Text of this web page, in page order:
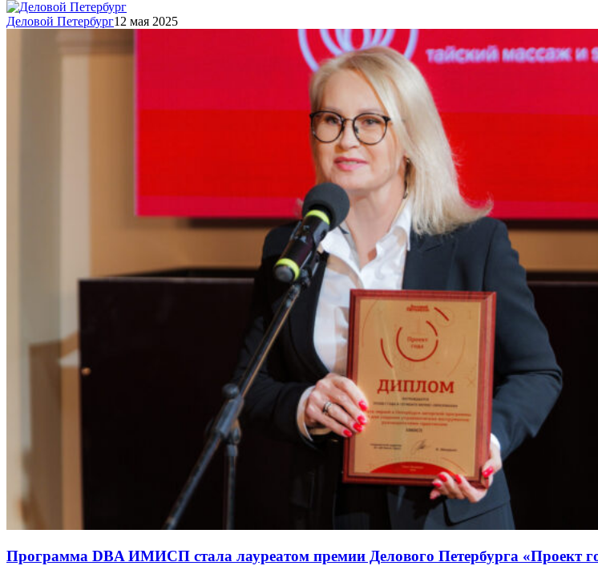
Деловой Петербург12 мая 2025
Программа DBA ИМИСП стала лауреатом премии Делового Петербурга «Проект